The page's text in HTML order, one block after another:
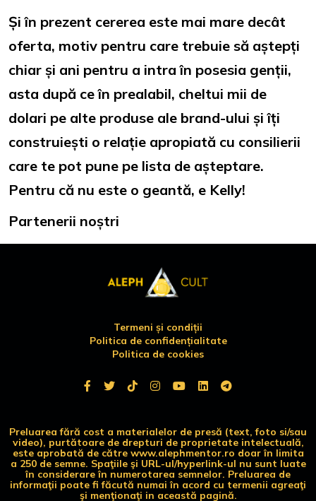
Și în prezent cererea este mai mare decât
oferta, motiv pentru care trebuie să aștepți
chiar și ani pentru a intra în posesia genții,
asta după ce în prealabil, cheltui mii de
dolari pe alte produse ale brand-ului și îți
construiești o relație apropiată cu consilierii
care te pot pune pe lista de așteptare.
Pentru că nu este o geantă, e Kelly!
Partenerii noștri
Termeni și condiții
Politica de confidențialitate
Politica de cookies
Preluarea fără cost a materialelor de presă (text, foto si/sau
video), purtătoare de drepturi de proprietate intelectuală,
este aprobată de către www.alephmentor.ro doar în limita
a 250 de semne. Spaţiile şi URL-ul/hyperlink-ul nu sunt luate
în considerare în numerotarea semnelor. Preluarea de
informaţii poate fi făcută numai în acord cu termenii agreaţi
şi menţionaţi in această pagină.